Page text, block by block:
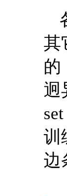
其
的
迥
训
边